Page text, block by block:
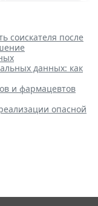
соискателя после
данных: как
и фармацевтов
опасной